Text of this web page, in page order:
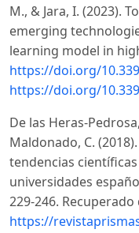
M., & Jara, I. (2023).
emerging
learning model in
https://doi.org/
https://doi.org/
De las Heras-
Maldonado, C.
tendencias
universidades
229-246. Recuperado
https://